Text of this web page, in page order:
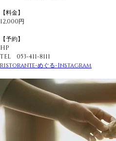
【料金】
12,000円
【予約】
HP
TEL　053-411-8111
ristorante-めぐる-Instagram